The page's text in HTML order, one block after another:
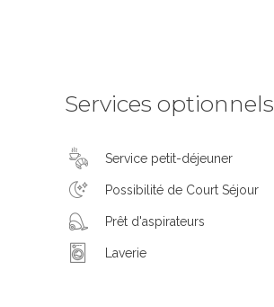
Services optionnels
Service petit-déjeuner
Possibilité de Court Séjour
Prêt d'aspirateurs
Laverie